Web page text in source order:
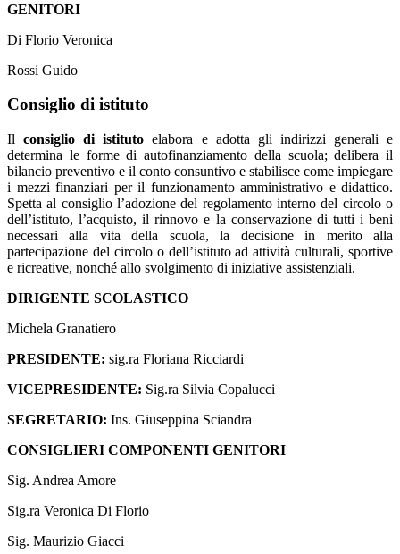
GENITORI
Di Florio Veronica
Rossi Guido
Consiglio di istituto
Ilconsiglio di istituto elabora e adotta gli indirizzi generali e
determina le forme di autofinanziamento della scuola; delibera il
bilancio preventivo e il conto consuntivo e stabilisce come impiegare
i mezzi finanziari per il funzionamento amministrativo e didattico.
Spetta al consiglio l’adozione del regolamento interno del circolo o
dell’istituto, l’acquisto, il rinnovo e la conservazione di tutti i beni
necessari alla vita della scuola, la decisione in merito alla
partecipazione del circolo o dell’istituto ad attività culturali, sportive
e ricreative, nonché allo svolgimento di iniziative assistenziali.
DIRIGENTE SCOLASTICO
Michela Granatiero
PRESIDENTE: sig.ra Floriana Ricciardi
VICEPRESIDENTE: Sig.ra Silvia Copalucci
SEGRETARIO: Ins. Giuseppina Sciandra
CONSIGLIERI COMPONENTI GENITORI
Sig. Andrea Amore
Sig.ra Veronica Di Florio
Sig. Maurizio Giacci